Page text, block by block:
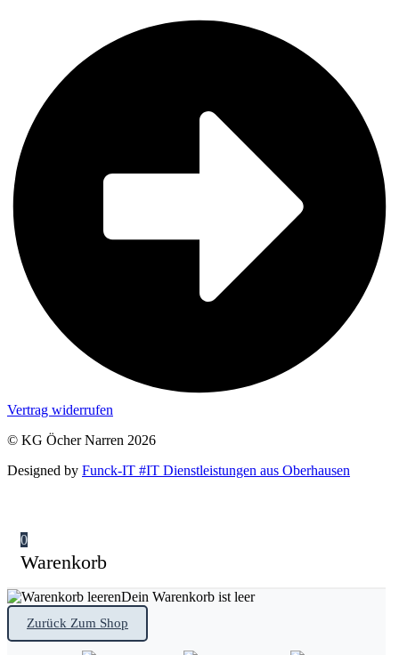
Vertrag widerrufen
© KG Öcher Narren 2026
Designed by Funck-IT #IT Dienstleistungen aus Oberhausen
0
Warenkorb
Dein Warenkorb ist leer
Zurück Zum Shop